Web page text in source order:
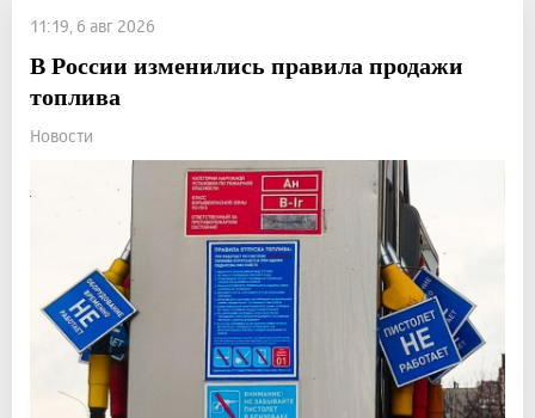
11:19, 6 авг 2026
В России изменились правила продажи
топлива
Новости